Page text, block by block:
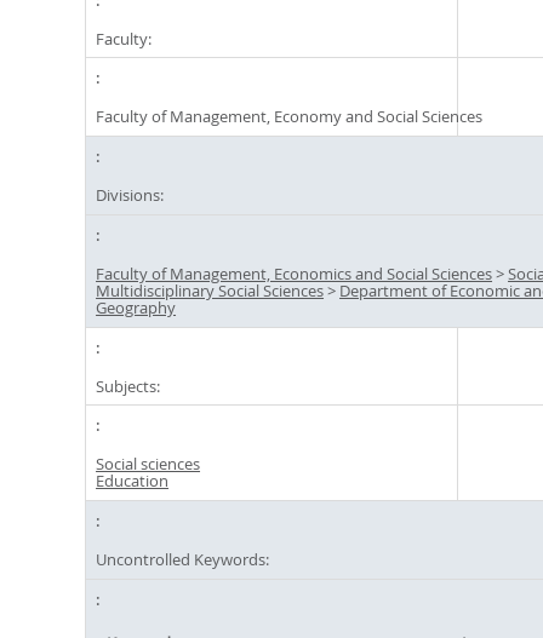
Faculty:
Faculty of Management, Economy and Social Sciences
Divisions:
Faculty of Management, Economics and Social Sciences>
Multidisciplinary Social Sciences> Department of Economic
Geography
Subjects:
Social sciences
Education
Uncontrolled Keywords: